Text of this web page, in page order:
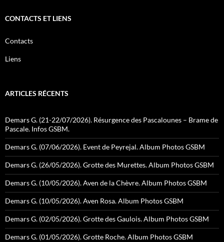
CONTACTS ET LIENS
Contacts
Liens
ARTICLES RÉCENTS
Demars G. (21-22/07/2026). Résurgence des Pascalounes – Brame de
Pascale. Infos GSBM.
Demars G. (07/06/2026). Event de Peyrejal. Album Photos GSBM
Demars G. (26/05/2026). Grotte des Murettes. Album Photos GSBM
Demars G. (10/05/2026). Aven de la Chèvre. Album Photos GSBM
Demars G. (10/05/2026). Aven Rosa. Album Photos GSBM
Demars G. (02/05/2026). Grotte des Gaulois. Album Photos GSBM
Demars G. (01/05/2026). Grotte Roche. Album Photos GSBM